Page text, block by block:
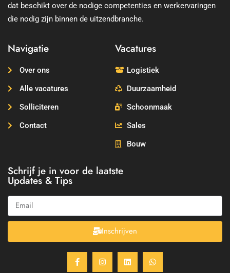
dat beschikt over de nodige competenties en werkervaringen
die nodig zijn binnen de uitzendbranche.
Navigatie
Over ons
Alle vacatures
Solliciteren
Contact
Vacatures
Logistiek
Duurzaamheid
Schoonmaak
Sales
Bouw
Schrijf je in voor de laatste
Updates & Tips
Inschrijven